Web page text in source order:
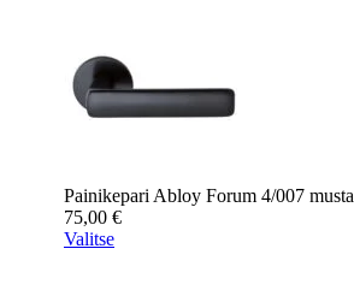
Painikepari Abloy Forum 4/007 musta
75,00 €
Valitse